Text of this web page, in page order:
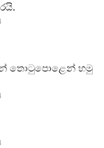
තොටුපොළෙන් හමු